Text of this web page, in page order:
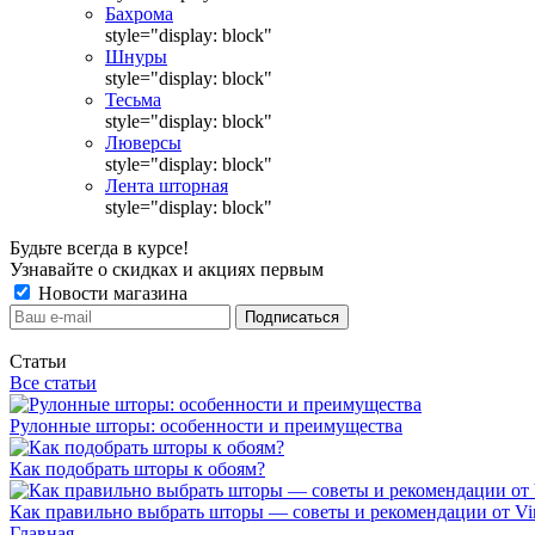
Бахрома
style="display: block"
Шнуры
style="display: block"
Тесьма
style="display: block"
Люверсы
style="display: block"
Лента шторная
style="display: block"
Будьте всегда в курсе!
Узнавайте о скидках и акциях первым
Новости магазина
Статьи
Все статьи
Рулонные шторы: особенности и преимущества
Как подобрать шторы к обоям?
Как правильно выбрать шторы — советы и рекомендации от